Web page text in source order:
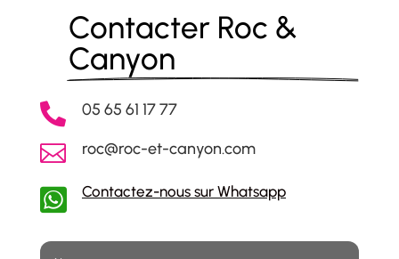
Contacter Roc &
Canyon
 05 65 61 17 77
 roc@roc-et-canyon.com
 Contactez-nous sur Whatsapp